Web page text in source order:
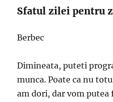
Sfatul zilei pentru
Berbec
Dimineata, puteti
munca. Poate ca nu
am dori, dar vom